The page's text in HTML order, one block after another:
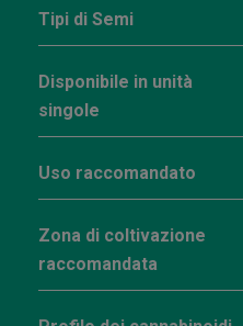
Tipi di Semi
Disponibile in unità
singole
Uso raccomandato
Zona di coltivazione
raccomandata